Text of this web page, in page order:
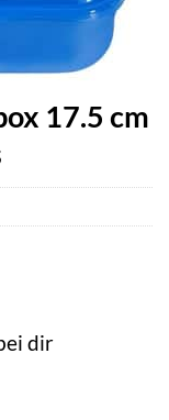
17.5 cm
dir